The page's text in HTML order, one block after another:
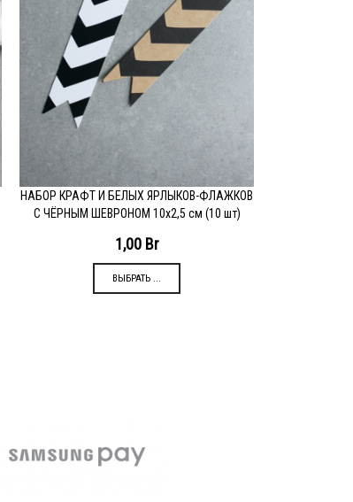
ПОДРОБНЕЕ
НАБОР КРАФТ И БЕЛЫХ ЯРЛЫКОВ-ФЛАЖКОВ
С ЧЁРНЫМ ШЕВРОНОМ 10х2,5 см (10 шт)
1,00 Br
ВЫБРАТЬ ...